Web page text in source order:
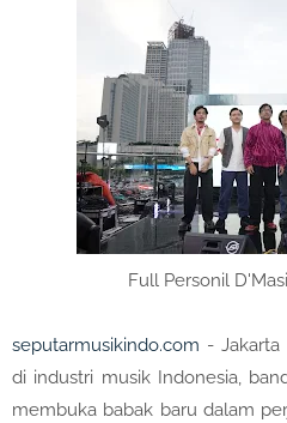
Full Personil
seputarmusikindo.com -
di industri musik Indonesia,
membuka babak baru dalam